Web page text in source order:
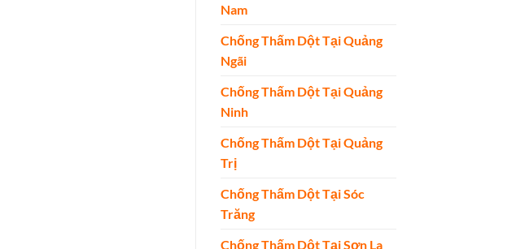
Nam
Chống Thấm Dột Tại Quảng
Ngãi
Chống Thấm Dột Tại Quảng
Ninh
Chống Thấm Dột Tại Quảng
Trị
Chống Thấm Dột Tại Sóc
Trăng
Chống Thấm Dột Tại Sơn La